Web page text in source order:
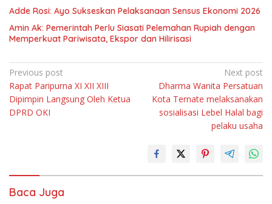
Adde Rosi: Ayo Sukseskan Pelaksanaan Sensus Ekonomi 2026
Amin Ak: Pemerintah Perlu Siasati Pelemahan Rupiah dengan
Memperkuat Pariwisata, Ekspor dan Hilirisasi
Navigasi
pos
Previous post
Rapat Paripurna XI XII XIII
Dipimpin Langsung Oleh Ketua
DPRD OKI
Next post
Dharma Wanita Persatuan
Kota Ternate melaksanakan
sosialisasi Lebel Halal bagi
pelaku usaha
Baca Juga